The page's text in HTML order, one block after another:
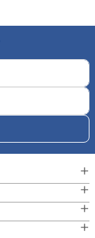
+
+
+
+